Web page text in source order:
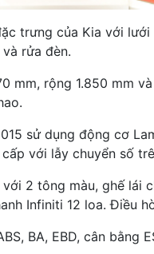
trưng của Kia với
rửa đèn.
mm, rộng 1.850 mm
sử dụng động cơ
với lẫy chuyển số
2 tông màu, ghế lái
Infiniti 12 loa. Điều
BA, EBD, cân